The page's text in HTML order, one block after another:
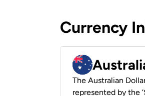
Currency
The Australian
represented by the